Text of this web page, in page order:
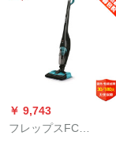
￥ 9,743
フレップスFC